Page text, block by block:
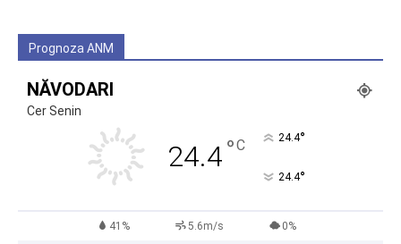
Prognoza ANM
NĂVODARI
Cer Senin
24.4°C 24.4°
24.4°
41% 5.6m/s 0%